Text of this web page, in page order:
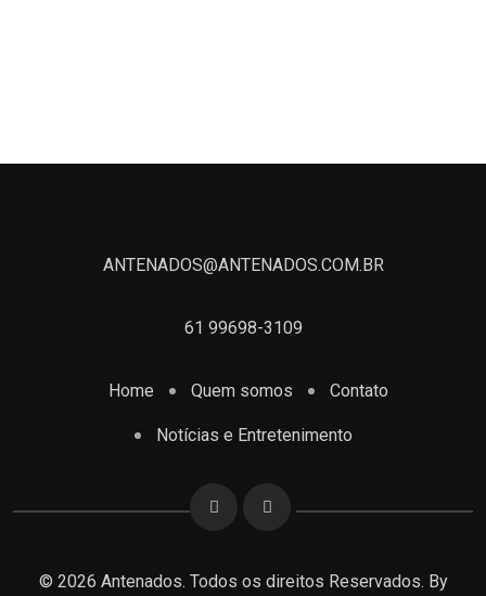
ANTENADOS@ANTENADOS.COM.BR
61 99698-3109
Home Quem somos Contato
Notícias e Entretenimento
© 2026 Antenados. Todos os direitos Reservados. By